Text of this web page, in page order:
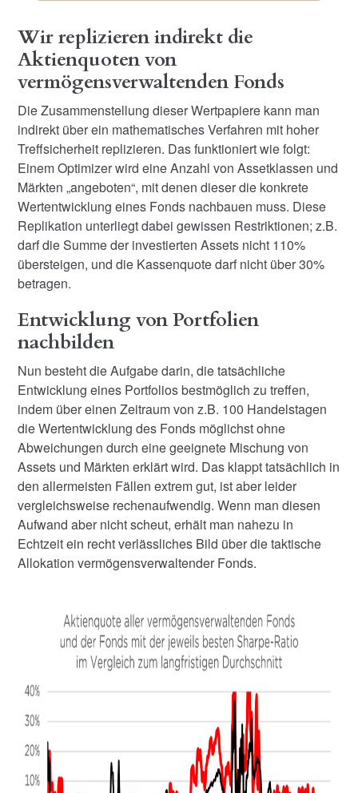
Wir replizieren indirekt die
Aktienquoten von
vermögensverwaltenden Fonds
Die Zusammenstellung dieser Wertpapiere kann man
indirekt über ein mathematisches Verfahren mit hoher
Treffsicherheit replizieren. Das funktioniert wie folgt:
Einem Optimizer wird eine Anzahl von Assetklassen und
Märkten „angeboten“, mit denen dieser die konkrete
Wertentwicklung eines Fonds nachbauen muss. Diese
Replikation unterliegt dabei gewissen Restriktionen; z.B.
darf die Summe der investierten Assets nicht 110%
übersteigen, und die Kassenquote darf nicht über 30%
betragen.
Entwicklung von Portfolien
nachbilden
Nun besteht die Aufgabe darin, die tatsächliche
Entwicklung eines Portfolios bestmöglich zu treffen,
indem über einen Zeitraum von z.B. 100 Handelstagen
die Wertentwicklung des Fonds möglichst ohne
Abweichungen durch eine geeignete Mischung von
Assets und Märkten erklärt wird. Das klappt tatsächlich in
den allermeisten Fällen extrem gut, ist aber leider
vergleichsweise rechenaufwendig. Wenn man diesen
Aufwand aber nicht scheut, erhält man nahezu in
Echtzeit ein recht verlässliches Bild über die taktische
Allokation vermögensverwaltender Fonds.